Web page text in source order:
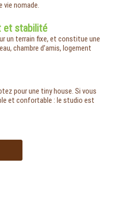
vie nomade.
et stabilité
un terrain fixe, et constitue une
chambre d’amis, logement
pour une tiny house. Si vous
et confortable : le studio est